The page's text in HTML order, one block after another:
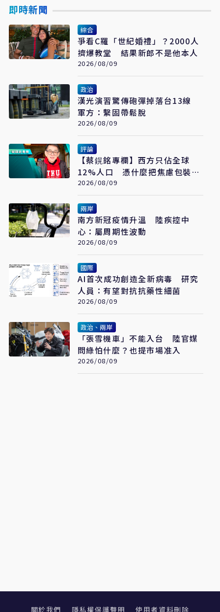
即時新聞
綜合
爭看C羅「世紀婚禮」？2000人
擠爆教堂 結果新郎不是他本人
2026/08/09
政治
漢光演習驚傳砲彈掉落台13線
軍方：繫固帶鬆脫
2026/08/09
評論
【蔡鎤銘專欄】西方只佔全球
12%人口 憑什麼把焦慮包裝成
普世價值
2026/08/09
兩岸
南方新冠疫情升溫 陸疾控中
心：屬周期性波動
2026/08/09
國際
AI首次成功創造全新病毒 研究
人員：有望對抗抗藥性細菌
2026/08/09
政治、兩岸
「張雪機車」不能入台 陸官媒
問綠怕什麼？也提市場准入
2026/08/09
關於我們 隱私權保護聲明 使用者資料刪除